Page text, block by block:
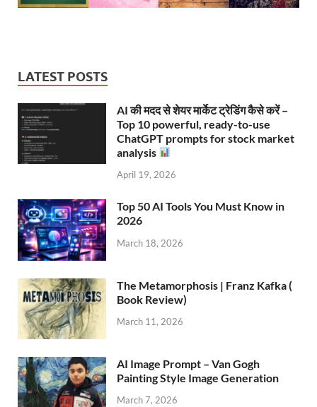
LATEST POSTS
AI की मदद से शेयर मार्केट ट्रेडिंग कैसे करें –
Top 10 powerful, ready-to-use
ChatGPT prompts for stock market
analysis
April 19, 2026
Top 50 AI Tools You Must Know in
2026
March 18, 2026
The Metamorphosis | Franz Kafka (
Book Review)
March 11, 2026
AI Image Prompt – Van Gogh
Painting Style Image Generation
March 7, 2026